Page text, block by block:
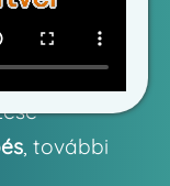
és
, további